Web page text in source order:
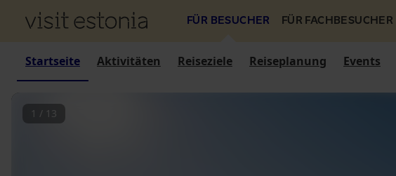
FÜR BESUCHER FÜR FACHBESUCHER
Startseite Aktivitäten Reiseziele Reiseplanung Events
1 / 13